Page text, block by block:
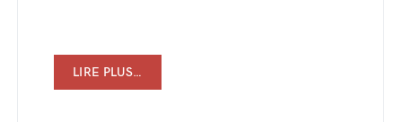
LIRE PLUS…